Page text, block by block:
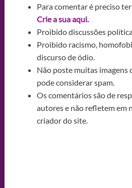
Para comentar é preciso
Crie a sua aqui.
Proibido discussões
Proibido racismo,
discurso de ódio.
Não poste muitas imagens
pode considerar spam.
Os comentários são de
autores e não refletem em
criador do site.